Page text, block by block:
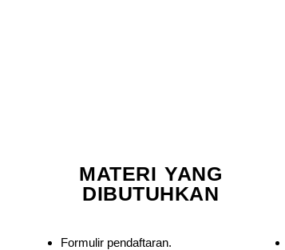
MATERI YANG
DIBUTUHKAN
Formulir pendaftaran.